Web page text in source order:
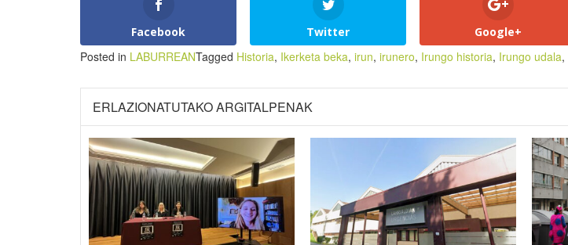
Facebook Twitter Google+
Posted in LABURREANTagged Historia, Ikerketa beka, irun, irunero, Irungo historia, Irungo udala,
ERLAZIONATUTAKO ARGITALPENAK